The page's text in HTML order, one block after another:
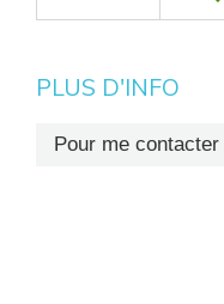
PLUS D'INFO
Pour me contacter